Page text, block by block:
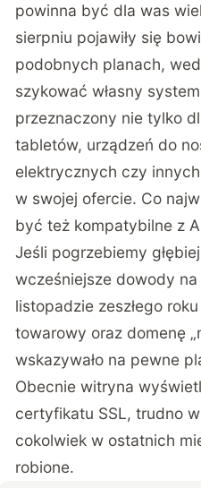
powinna być dla was
sierpniu pojawiły się
podobnych planach,
szykować własny
przeznaczony nie tylko
tabletów, urządzeń do
elektrycznych czy
w swojej ofercie. Co
być też kompatybilne z
Jeśli pogrzebiemy
wcześniejsze dowody
listopadzie zeszłego
towarowy oraz domenę
wskazywało na pewne
Obecnie witryna
certyfikatu SSL, trudno
cokolwiek w ostatnich
robione.